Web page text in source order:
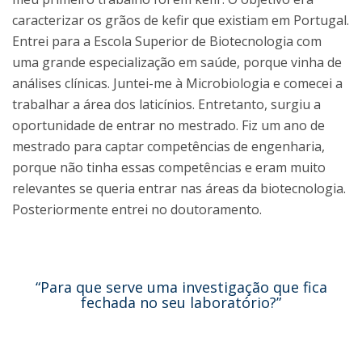
caracterizar os grãos de kefir que existiam em Portugal.
Entrei para a Escola Superior de Biotecnologia com
uma grande especialização em saúde, porque vinha de
análises clínicas. Juntei-me à Microbiologia e comecei a
trabalhar a área dos laticínios. Entretanto, surgiu a
oportunidade de entrar no mestrado. Fiz um ano de
mestrado para captar competências de engenharia,
porque não tinha essas competências e eram muito
relevantes se queria entrar nas áreas da biotecnologia.
Posteriormente entrei no doutoramento.
“Para que serve uma investigação que fica
fechada no seu laboratório?”